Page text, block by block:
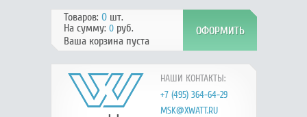
НАШИ КОНТАКТЫ:
+7 (495) 364-64-29
MSK@XWATT.RU
Товаров: 0шт.
На сумму: 0руб.
Ваша корзина пуста